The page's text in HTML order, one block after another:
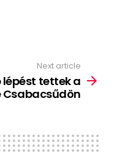
Next article
lépést tettek a